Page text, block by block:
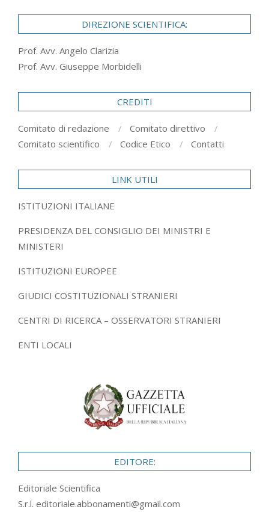
DIREZIONE SCIENTIFICA:
Prof. Avv. Angelo Clarizia
Prof. Avv. Giuseppe Morbidelli
CREDITI
Comitato di redazione
Comitato direttivo
Comitato scientifico
Codice Etico Contatti
LINK UTILI
ISTITUZIONI ITALIANE
PRESIDENZA DEL CONSIGLIO DEI MINISTRI E
MINISTERI
ISTITUZIONI EUROPEE
GIUDICI COSTITUZIONALI STRANIERI
CENTRI DI RICERCA – OSSERVATORI STRANIERI
ENTI LOCALI
EDITORE:
Editoriale Scientifica
S.r.l. editoriale.abbonamenti@gmail.com